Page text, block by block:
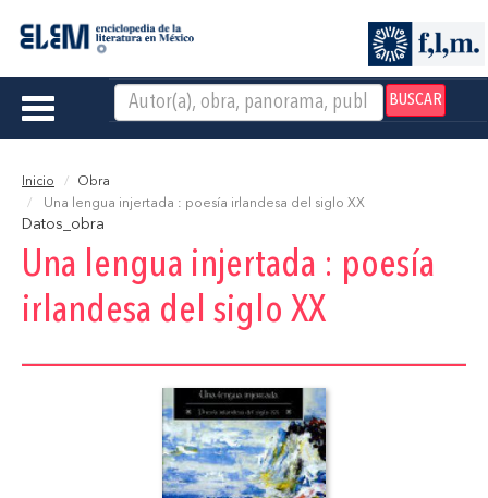
BUSCAR
Toggle
Inicio
Obra
Una lengua injertada : poesía irlandesa del siglo XX
Datos_obra
Una lengua injertada : poesía
irlandesa del siglo XX